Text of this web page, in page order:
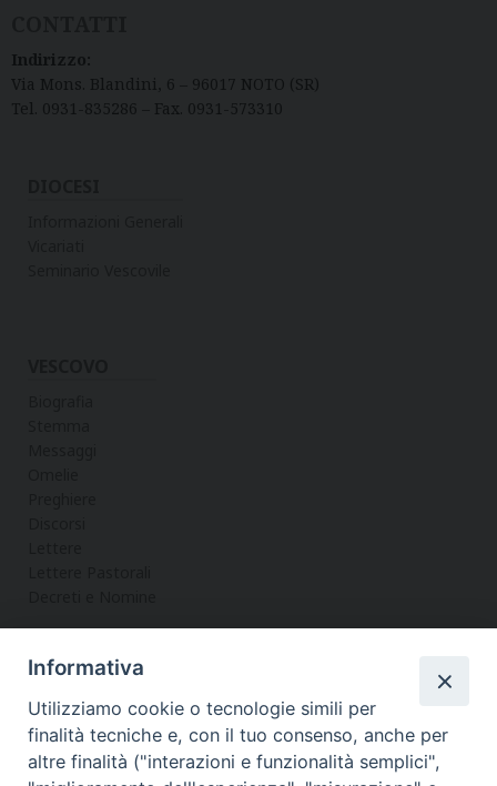
Indirizzo:
Via Mons. Blandini, 6 – 96017 NOTO (SR)
Tel. 0931-835286 – Fax. 0931-573310
Informazioni
Vicario Generale
Uffici
Informativa
Utilizziamo cookie o tecnologie simili per
finalità tecniche e, con il tuo consenso, anche per
altre finalità ("interazioni e funzionalità semplici",